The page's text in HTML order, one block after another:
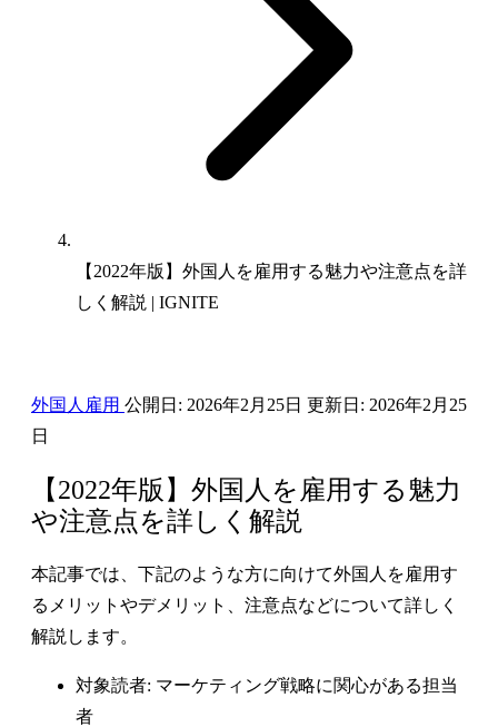
【2022年版】外国人を雇用する魅力や注意点を詳
しく解説 | IGNITE
外国人雇用 公開日: 2026年2月25日 更新日: 2026年2月25
日
【2022年版】外国人を雇用する魅力
や注意点を詳しく解説
本記事では、下記のような方に向けて外国人を雇用す
るメリットやデメリット、注意点などについて詳しく
解説します。
対象読者: マーケティング戦略に関心がある担当
者